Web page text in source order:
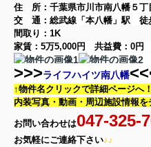
住 所： 千葉県市川市南八幡５丁
交 通：総武線「本八幡」駅 徒
間取り： 1K
家賃： 5万5,000円 共益費： 0円
>>>ライフハイツ南八幡
↑物件名クリックで詳細ページへ！
内装写真・動画・ 周辺施設情報を
お問い合わせは047-325-
お気軽にご連絡下さい♪♪